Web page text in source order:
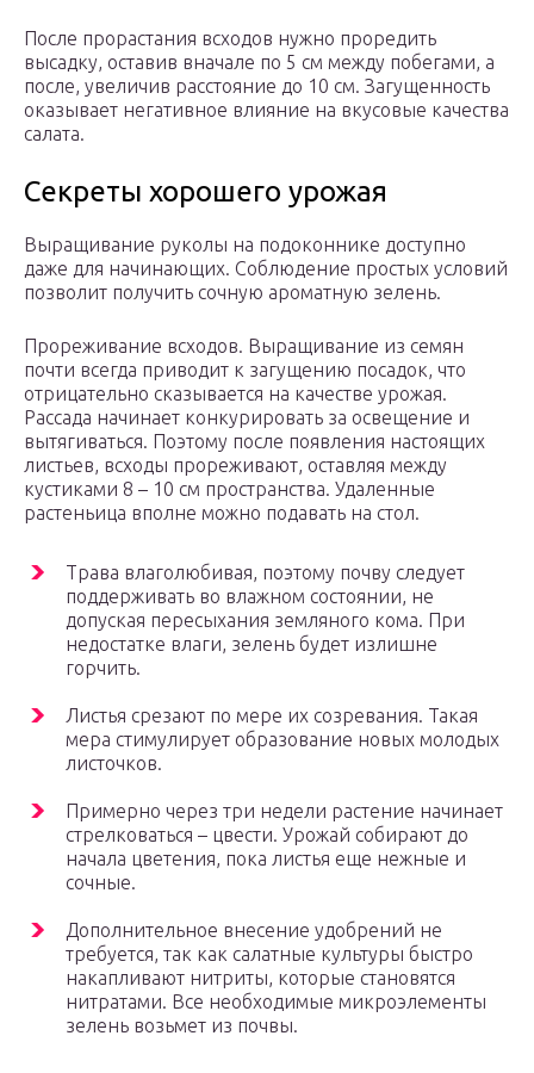
После прорастания всходов нужно проредить
высадку, оставив вначале по 5 см между побегами, а
после, увеличив расстояние до 10 см. Загущенность
оказывает негативное влияние на вкусовые качества
салата.
Секреты хорошего урожая
Выращивание руколы на подоконнике доступно
даже для начинающих. Соблюдение простых условий
позволит получить сочную ароматную зелень.
Прореживание всходов. Выращивание из семян
почти всегда приводит к загущению посадок, что
отрицательно сказывается на качестве урожая.
Рассада начинает конкурировать за освещение и
вытягиваться. Поэтому после появления настоящих
листьев, всходы прореживают, оставляя между
кустиками 8 – 10 см пространства. Удаленные
растеньица вполне можно подавать на стол.
Трава влаголюбивая, поэтому почву следует
поддерживать во влажном состоянии, не
допуская пересыхания земляного кома. При
недостатке влаги, зелень будет излишне
горчить.
Листья срезают по мере их созревания. Такая
мера стимулирует образование новых молодых
листочков.
Примерно через три недели растение начинает
стрелковаться – цвести. Урожай собирают до
начала цветения, пока листья еще нежные и
сочные.
Дополнительное внесение удобрений не
требуется, так как салатные культуры быстро
накапливают нитриты, которые становятся
нитратами. Все необходимые микроэлементы
зелень возьмет из почвы.